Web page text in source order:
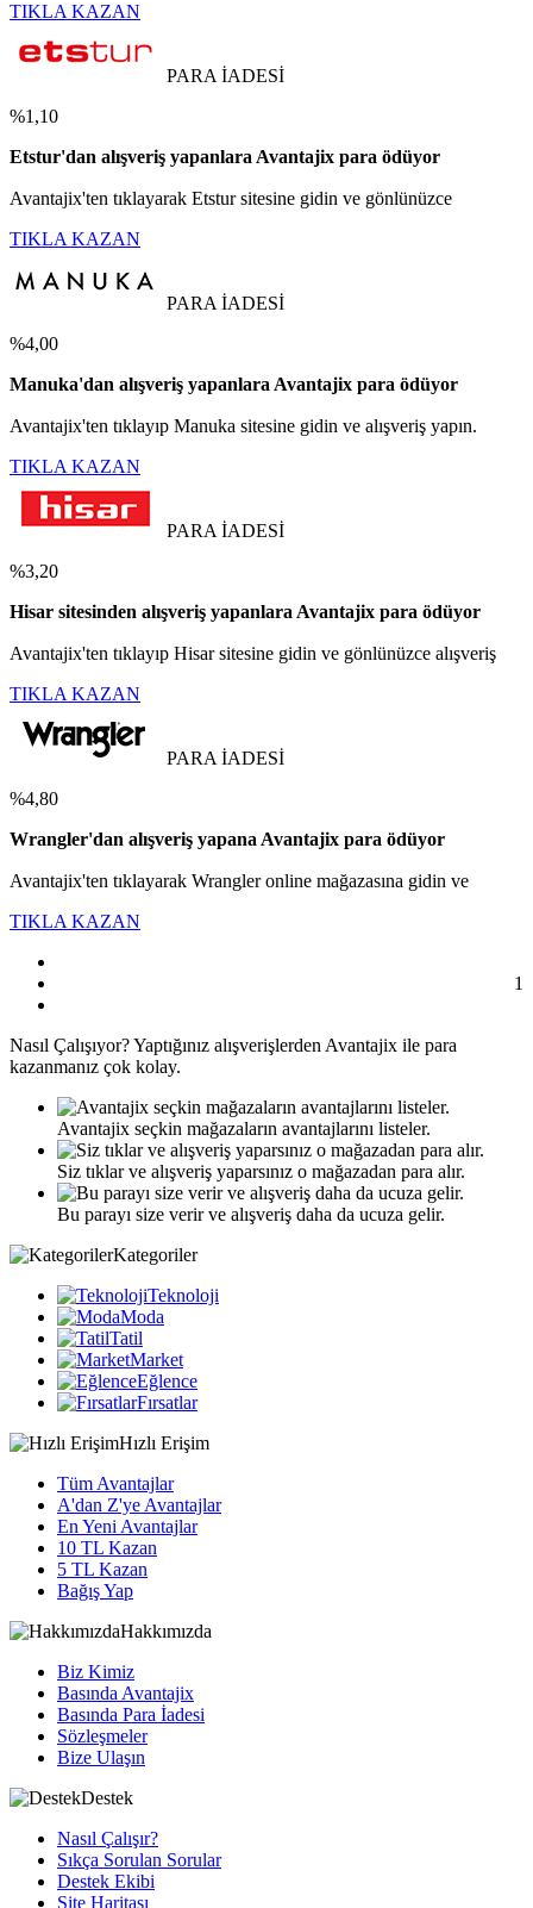
TIKLA KAZAN
PARA İADESİ
%1,10
Etstur'dan alışveriş yapanlara Avantajix para ödüyor
Avantajix'ten tıklayarak Etstur sitesine gidin ve gönlünüzce
TIKLA KAZAN
PARA İADESİ
%4,00
Manuka'dan alışveriş yapanlara Avantajix para ödüyor
Avantajix'ten tıklayıp Manuka sitesine gidin ve alışveriş yapın.
TIKLA KAZAN
PARA İADESİ
%3,20
Hisar sitesinden alışveriş yapanlara Avantajix para ödüyor
Avantajix'ten tıklayıp Hisar sitesine gidin ve gönlünüzce alışveriş
TIKLA KAZAN
PARA İADESİ
%4,80
Wrangler'dan alışveriş yapana Avantajix para ödüyor
Avantajix'ten tıklayarak Wrangler online mağazasına gidin ve
TIKLA KAZAN
1
Nasıl Çalışıyor?Yaptığınız alışverişlerden Avantajix ile para
kazanmanız çok kolay.
Avantajix seçkin mağazaların avantajlarını listeler.
Siz tıklar ve alışveriş yaparsınız o mağazadan para alır.
Bu parayı size verir ve alışveriş daha da ucuza gelir.
Kategoriler
Teknoloji
Moda
Tatil
Market
Eğlence
Fırsatlar
Hızlı Erişim
Tüm Avantajlar
A'dan Z'ye Avantajlar
En Yeni Avantajlar
10 TL Kazan
5 TL Kazan
Bağış Yap
Hakkımızda
Biz Kimiz
Basında Avantajix
Basında Para İadesi
Sözleşmeler
Bize Ulaşın
Destek
Nasıl Çalışır?
Sıkça Sorulan Sorular
Destek Ekibi
Site Haritası